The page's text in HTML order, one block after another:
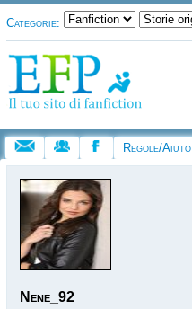
Categorie:
Regole/Aiuto
Nene_92